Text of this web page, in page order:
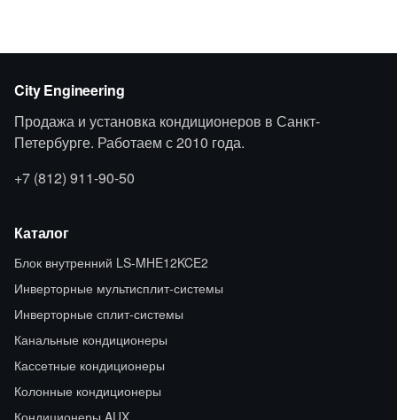
City Engineering
Продажа и установка кондиционеров в Санкт-
Петербурге. Работаем с 2010 года.
+7 (812) 911-90-50
Каталог
Блок внутренний LS-MHE12KCE2
Инверторные мультисплит-системы
Инверторные сплит-системы
Канальные кондиционеры
Кассетные кондиционеры
Колонные кондиционеры
Кондиционеры AUX